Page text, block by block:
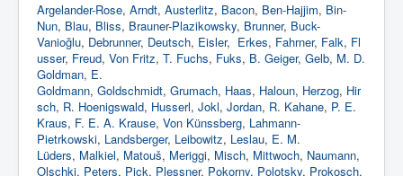
Argelander-Rose, Arndt, Austerlitz, Bacon, Ben-Hajjim, Bin-
Nun, Blau, Bliss, Brauner-Plazikowsky, Brunner, Buck-
Vanioğlu, Debrunner, Deutsch, Eisler, Erkes, Fahrner, Falk, Fl
usser, Freud, Von Fritz, T. Fuchs, Fuks, B. Geiger, Gelb, M. D.
Goldman, E.
Goldmann, Goldschmidt, Grumach, Haas, Haloun, Herzog, Hir
sch, R. Hoenigswald, Husserl, Jokl, Jordan, R. Kahane, P. E.
Kraus, F. E. A. Krause, Von Künssberg, Lahmann-
Pietrkowski, Landsberger, Leibowitz, Leslau, E. M.
Lüders, Malkiel, Matouš, Meriggi, Misch, Mittwoch, Naumann,
Olschki, Peters, Pick, Plessner, Pokorny, Polotsky, Prokosch,